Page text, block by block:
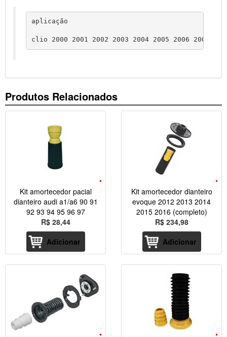
aplicação
clio 2000 2001 2002 2003 2004 2005 2006 2007
Produtos Relacionados
Kit amortecedor pacial
dianteiro audi a1/a6 90 91
92 93 94 95 96 97
R$ 28,44
Adicionar
Kit amortecedor dianteiro
evoque 2012 2013 2014
2015 2016 (completo)
R$ 234,98
Adicionar